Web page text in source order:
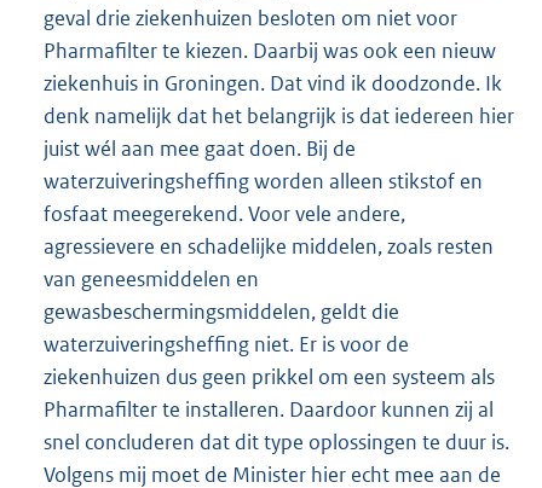
geval drie ziekenhuizen besloten om niet voor
Pharmafilter te kiezen. Daarbij was ook een nieuw
ziekenhuis in Groningen. Dat vind ik doodzonde. Ik
denk namelijk dat het belangrijk is dat iedereen hier
juist wél aan mee gaat doen. Bij de
waterzuiveringsheffing worden alleen stikstof en
fosfaat meegerekend. Voor vele andere,
agressievere en schadelijke middelen, zoals resten
van geneesmiddelen en
gewasbeschermingsmiddelen, geldt die
waterzuiveringsheffing niet. Er is voor de
ziekenhuizen dus geen prikkel om een systeem als
Pharmafilter te installeren. Daardoor kunnen zij al
snel concluderen dat dit type oplossingen te duur is.
Volgens mij moet de Minister hier echt mee aan de